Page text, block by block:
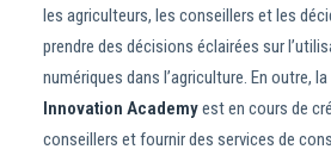
les agriculteurs, les conseillers et les
prendre des décisions éclairées sur
numériques dans l’agriculture. En outre, la
Innovation Academyest en cours de
conseillers et fournir des services de